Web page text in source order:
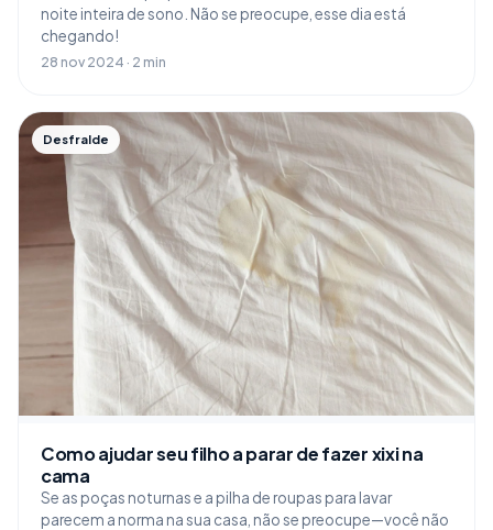
noite inteira de sono. Não se preocupe, esse dia está
chegando!
28 nov 2024 · 2 min
Desfralde
Como ajudar seu filho a parar de fazer xixi na
cama
Se as poças noturnas e a pilha de roupas para lavar
parecem a norma na sua casa, não se preocupe—você não